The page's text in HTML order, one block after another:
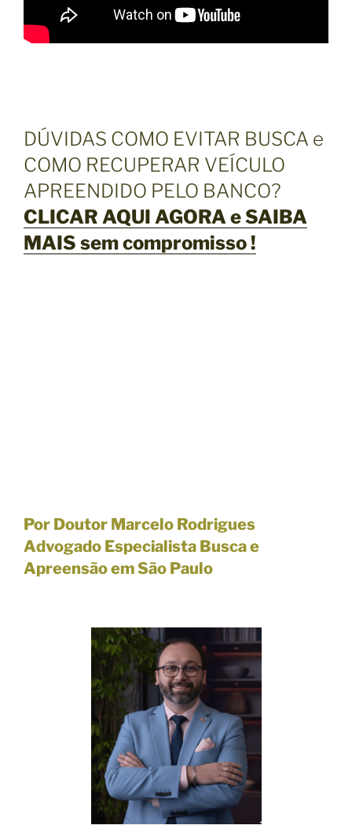
DÚVIDAS COMO EVITAR BUSCA e
COMO RECUPERAR VEÍCULO
APREENDIDO PELO BANCO?
CLICAR AQUI AGORA e SAIBA
MAIS sem compromisso !
Por Doutor Marcelo Rodrigues
Advogado Especialista Busca e
Apreensão em São Paulo